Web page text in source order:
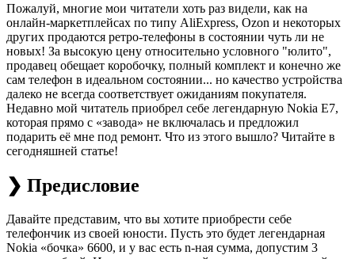
Пожалуй, многие мои читатели хоть раз видели, как на
онлайн-маркетплейсах по типу AliExpress, Ozon и некоторых
других продаются ретро-телефоны в состоянии чуть ли не
новых! За высокую цену относительно условного "юлито",
продавец обещает коробочку, полный комплект и конечно же
сам телефон в идеальном состоянии... но качество устройства
далеко не всегда соответствует ожиданиям покупателя.
Недавно мой читатель приобрел себе легендарную Nokia E7,
которая прямо с «завода»‬ не включалась и предложил
подарить её мне под ремонт. Что из этого вышло? Читайте в
сегодняшней статье!
❯ Предисловие
Давайте представим, что вы хотите приобрести себе
телефончик из своей юности. Пусть это будет легендарная
Nokia «бочка»‬ 6600, и у вас есть n-ная сумма, допустим 3